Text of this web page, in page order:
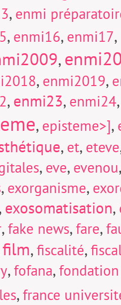
, enmi
, enmi16, enmi17,
,
, enmi2019,
,enmi23, enmi24
, episteme>],
, et, eteve
, eve, evenou
, exorganisme,
exosomatisation,
,fake news,fare,
film,fiscalité,
,fofana,
,france